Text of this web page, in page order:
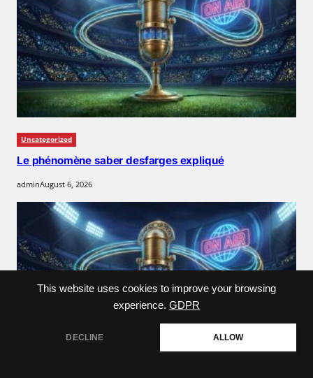
This website uses cookies to improve your browsing
experience. GDPR
DECLINE ALLOW
Uncategorized
Le phénomène saber desfarges expliqué
adminAugust 6, 2026